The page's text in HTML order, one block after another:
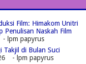
Film: Himakom Unitri
Penulisan Naskah Film
- lpm papyrus
Takjil di Bulan Suci
- lpm papyrus